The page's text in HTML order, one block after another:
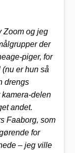
Zoom og jeg
der
piger, for
er hun så
drengs
delen
andet.
Faaborg, som
for
– jeg ville